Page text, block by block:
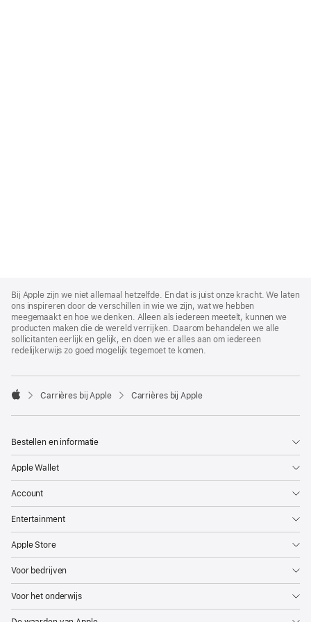
Footer
Bij Apple zijn we niet allemaal hetzelfde. En dat is juist onze kracht. We laten
ons inspireren door de verschillen in wie we zijn, wat we hebben
meegemaakt en hoe we denken. Alleen als iedereen meetelt, kunnen we
producten maken die de wereld verrijken. Daarom behandelen we alle
sollicitanten eerlijk en gelijk, en doen we er alles aan om iedereen
redelijkerwijs zo goed mogelijk tegemoet te komen.

Carrières bij Apple Carrières bij Apple
Bestellen en informatie
Apple Wallet
Account
Entertainment
Apple Store
Voor bedrijven
Voor het onderwijs